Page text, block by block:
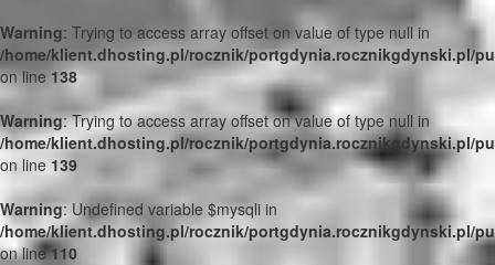
Warning: Trying to access array offset on value of type null in
/home/klient.dhosting.pl/rocznik/portgdynia.rocznikgdynski.pl/
on line 138
Warning: Trying to access array offset on value of type null in
/home/klient.dhosting.pl/rocznik/portgdynia.rocznikgdynski.pl/
on line 139
Warning: Undefined variable $mysqli in
/home/klient.dhosting.pl/rocznik/portgdynia.rocznikgdynski.pl/
on line110